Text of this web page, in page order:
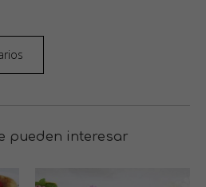
pueden interesar